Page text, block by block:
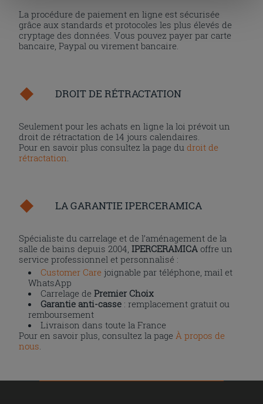
cliquant sur la touche « Acceptez tout ». En cliquant sur
la touche « X », vous pourrez continuer à naviguer après
l'installation des cookies techniques uniquement.
La procédure de paiement en ligne est sécurisée
grâce aux standards et protocoles les plus élevés de
cryptage des données. Vous pouvez payer par carte
bancaire, Paypal ou virement bancaire.
DROIT DE RÉTRACTATION
Seulement pour les achats en ligne la loi prévoit un
droit de rétractation de 14 jours calendaires.
Pour en savoir plus consultez la page dudroit de
rétractation
LA GARANTIE IPERCERAMICA
Spécialiste du carrelage et de l’aménagement de la
salle de bains depuis 2004,IPERCERAMICA offre un
service professionnel et personnalisé :
Customer Care joignable par téléphone, mail et
WhatsApp
Carrelage dePremier Choix
Garantie anti-casse : remplacement gratuit ou
remboursement
Livraison dans toute la France
Pour en savoir plus, consultez la page À propos de
nous